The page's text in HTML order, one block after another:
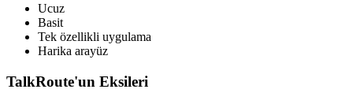
Ucuz
Basit
Tek özellikli uygulama
Harika arayüz
TalkRoute'un Eksileri